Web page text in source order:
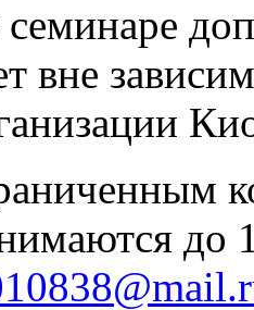
вне
до